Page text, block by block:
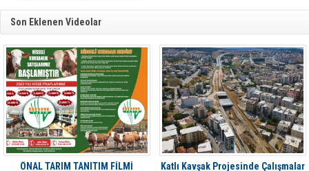
Son Eklenen Videolar
ÖNAL TARIM TANITIM FİLMİ
Katlı Kavşak Projesinde Çalışmalar